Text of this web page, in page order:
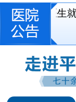
别开通医生就